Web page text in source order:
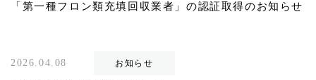
「第一種フロン類充填回収業者」の認証取得のお知らせ
2026.04.08 お知らせ